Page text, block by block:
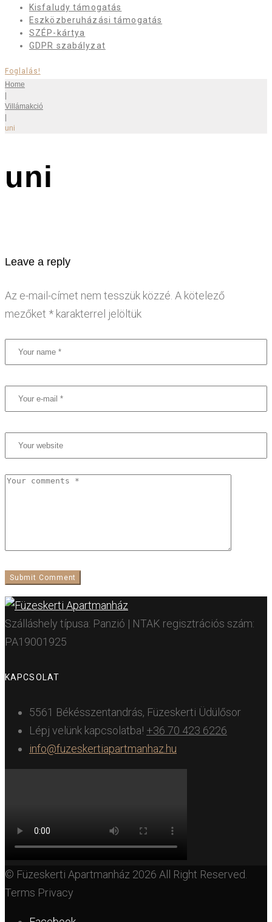
Kisfaludy támogatás
Eszközberuházási támogatás
SZÉP-kártya
GDPR szabályzat
Foglalás!
Home
Villámakció
uni
uni
Leave a reply
Az e-mail-címet nem tesszük közzé. A kötelező
mezőket * karakterrel jelöltük
Szálláshely típusa: Panzió | NTAK regisztrációs szám:
PA19001925
KAPCSOLAT
5561 Békésszentandrás, Füzeskerti Üdülősor
Lépj velünk kapcsolatba! +36 70 423 6226
info@fuzeskertiapartmanhaz.hu
© Füzeskerti Apartmanház 2026 All Right Reserved.
Terms Privacy